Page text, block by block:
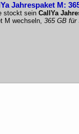
Jahrespaket M:
stockt sein CallYa
M wechseln, 365 GB für